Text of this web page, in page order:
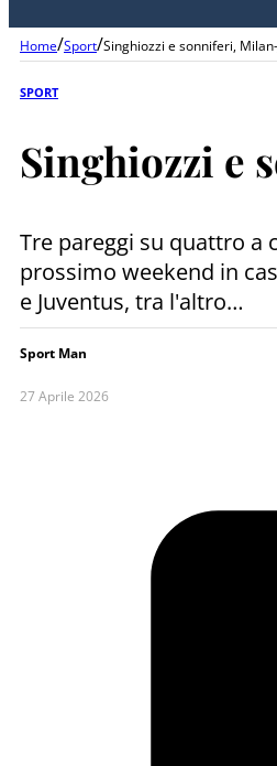
Home/Sport/Singhiozzi e sonniferi,
SPORT
Singhiozzi e
Tre pareggi su quattro a
prossimo weekend in
e Juventus, tra l'altro…
Sport Man
27 Aprile 2026